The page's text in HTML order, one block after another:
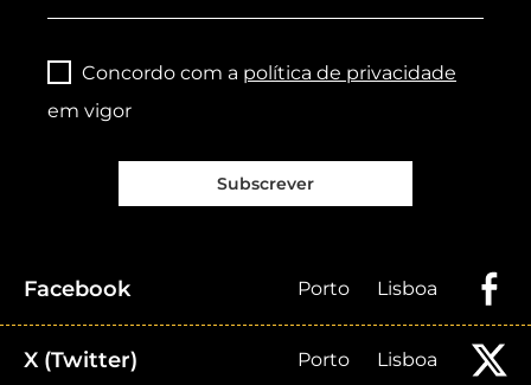
Concordo com a política de privacidade
em vigor
Subscrever
Facebook Porto Lisboa
X (Twitter) Porto Lisboa